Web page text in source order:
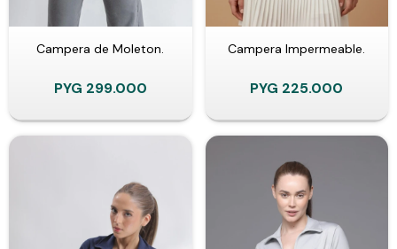
Campera de Moleton.
PYG 299.000
Campera Impermeable.
PYG 225.000